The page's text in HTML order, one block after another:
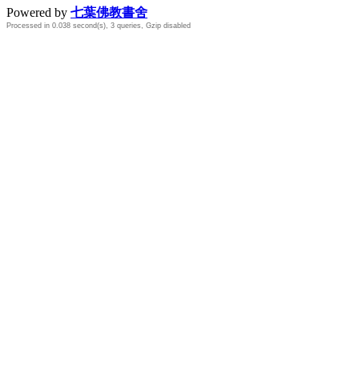
Powered by 七葉佛教書舍
Processed in 0.038 second(s), 3 queries, Gzip disabled